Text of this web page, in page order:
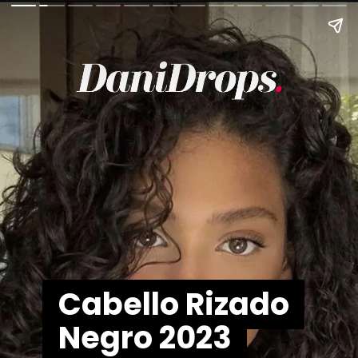
Cabello Rizado
Negro 2023
Cabello Rizado
Negro 2023